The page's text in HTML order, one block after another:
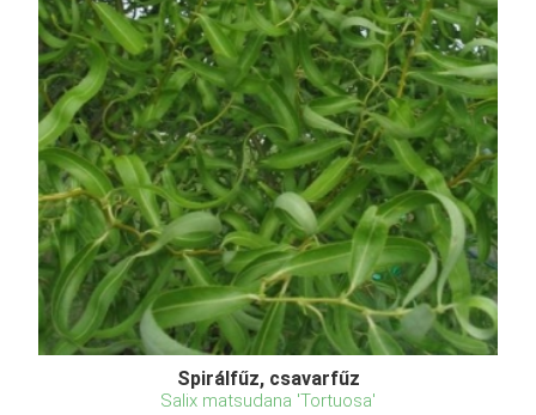
Spirálfűz, csavarfűz
Salix matsudana 'Tortuosa'